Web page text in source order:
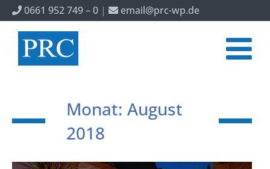
0661 952 749 – 0 | email@prc-wp.de
Monat: August
2018